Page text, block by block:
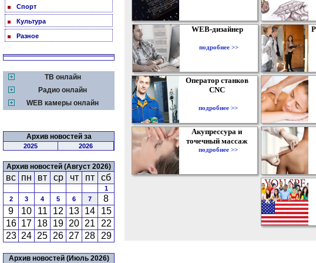
Спорт
Культура
Разное
ТВ онлайн
Радио онлайн
WEB камеры онлайн
Архив новостей за
2025 2026
Архив новостей (Август 2026)
вс пн вт ср чт пт сб
1
2
3 4 5 6 7
8
9
10 11 12 13 14
15
16 17 18 19 20 21
22
23 24 25 26 27 28 29
Архив новостей (Июль 2026)
WEB-дизайнер
подробнее >>
Оператор станков
CNC
подробнее >>
Акупрессура и
точечный массаж
подробнее >>